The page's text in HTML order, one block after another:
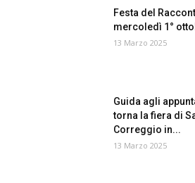
Festa del
mercoledì 1°
13 Marzo 2025
Guida agli
torna la fiera di
Correggio in...
13 Marzo 2025